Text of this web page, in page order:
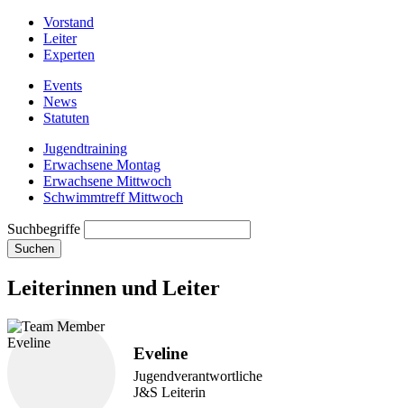
Vorstand
Leiter
Experten
Events
News
Statuten
Jugendtraining
Erwachsene Montag
Erwachsene Mittwoch
Schwimmtreff Mittwoch
Suchbegriffe
Suchen
Leiterinnen und Leiter
Eveline
Jugendverantwortliche
J&S Leiterin